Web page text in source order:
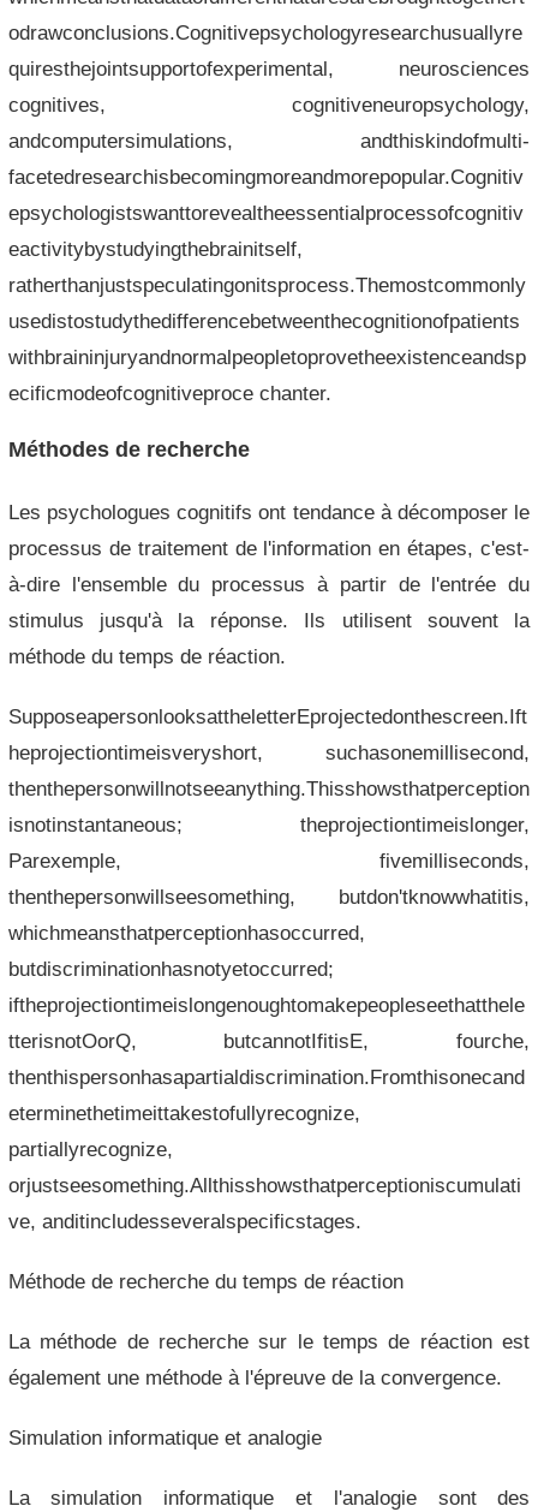
odrawconclusions.Cognitivepsychologyresearchusuallyre
quiresthejointsupportofexperimental, neurosciences
cognitives, cognitiveneuropsychology,
andcomputersimulations, andthiskindofmulti-
facetedresearchisbecomingmoreandmorepopular.Cognitiv
epsychologistswanttorevealtheessentialprocessofcognitiv
eactivitybystudyingthebrainitself,
ratherthanjustspeculatingonitsprocess.Themostcommonly
usedistostudythedifferencebetweenthecognitionofpatients
withbraininjuryandnormalpeopletoprovetheexistenceandsp
ecificmodeofcognitiveproce chanter.
Méthodes de recherche
Les psychologues cognitifs ont tendance à décomposer le
processus de traitement de l'information en étapes, c'est-
à-dire l'ensemble du processus à partir de l'entrée du
stimulus jusqu'à la réponse. Ils utilisent souvent la
méthode du temps de réaction.
SupposeapersonlooksattheletterEprojectedonthescreen.Ift
heprojectiontimeisveryshort, suchasonemillisecond,
thenthepersonwillnotseeanything.Thisshowsthatperception
isnotinstantaneous; theprojectiontimeislonger,
Parexemple, fivemilliseconds,
thenthepersonwillseesomething, butdon'tknowwhatitis,
whichmeansthatperceptionhasoccurred,
butdiscriminationhasnotyetoccurred;
iftheprojectiontimeislongenoughtomakepeopleseethatthele
tterisnotOorQ, butcannotIfitisE, fourche,
thenthispersonhasapartialdiscrimination.Fromthisonecand
eterminethetimeittakestofullyrecognize,
partiallyrecognize,
orjustseesomething.Allthisshowsthatperceptioniscumulati
ve, anditincludesseveralspecificstages.
Méthode de recherche du temps de réaction
La méthode de recherche sur le temps de réaction est
également une méthode à l'épreuve de la convergence.
Simulation informatique et analogie
La simulation informatique et l'analogie sont des